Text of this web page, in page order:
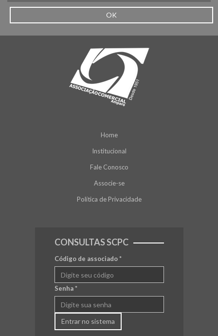
OK
Home
Institucional
Fale Conosco
Associe-se
Política de Privacidade
CONSULTAS SCPC
Código de associado*
Senha*
Entrar no sistema